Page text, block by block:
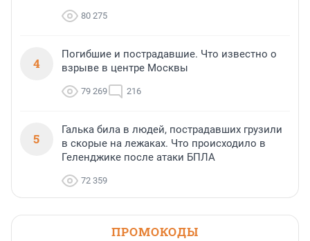
80 275
4
Погибшие и пострадавшие. Что известно о
взрыве в центре Москвы
79 269 216
5
Галька била в людей, пострадавших грузили
в скорые на лежаках. Что происходило в
Геленджике после атаки БПЛА
72 359
ПРОМОКОДЫ